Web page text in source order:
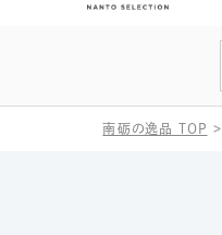
南砺の逸品 TOP >